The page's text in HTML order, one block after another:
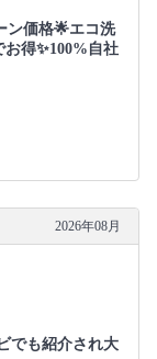
ン価格🌟エコ洗
得✨100%自社
2026年08月
でも紹介され大